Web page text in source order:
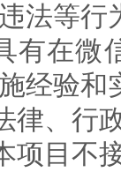
法等行
有在微
经验和
律、行
项目不